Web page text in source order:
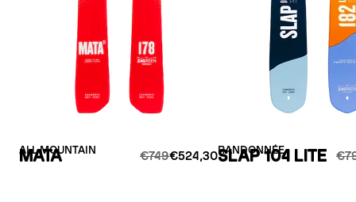
ALL MOUNTAIN
MATA €749€524,30RANDONNÉE
SLAP 104 LITE